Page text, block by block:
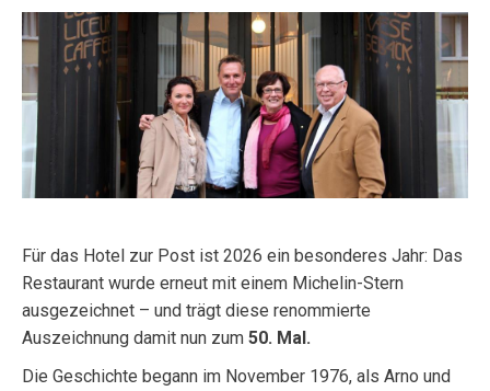
Für das Hotel zur Post ist 2026 ein besonderes Jahr: Das
Restaurant wurde erneut mit einem Michelin-Stern
ausgezeichnet – und trägt diese renommierte
Auszeichnung damit nun zum 50. Mal.
Die Geschichte begann im November 1976, als Arno und